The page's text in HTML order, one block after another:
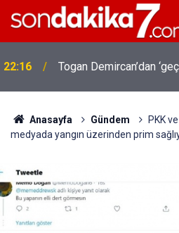
22:16 Togan Demircan’dan
Anasayfa Gündem
PKK
medyada yangın üzerinden prim